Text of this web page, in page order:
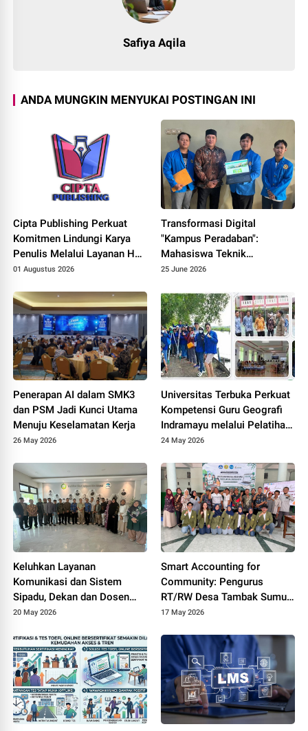
Safiya Aqila
ANDA MUNGKIN MENYUKAI POSTINGAN INI
Cipta Publishing Perkuat
Komitmen Lindungi Karya
Penulis Melalui Layanan Hak
Cipta
01 Augustus 2026
Transformasi Digital
"Kampus Peradaban":
Mahasiswa Teknik
Informatika UNPAM
Online Terintegrasi untuk
MAS Al-Hasaniyah
25 June 2026
Penerapan AI dalam SMK3
dan PSM Jadi Kunci Utama
Menuju Keselamatan Kerja
26 May 2026
Universitas Terbuka Perkuat
Kompetensi Guru Geografi
Indramayu melalui Pelatihan
Drone Mapping dan Analisis
24 May 2026
Keluhkan Layanan
Komunikasi dan Sistem
Sipadu, Dekan dan Dosen
FTIK PTIQ Datangi Rektorat
20 May 2026
Smart Accounting for
Community: Pengurus
RT/RW Desa Tambak Sumur
Ikuti Pelatihan Transparansi
Digital
17 May 2026